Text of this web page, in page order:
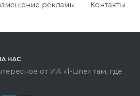
рекламы Контакты
НАС
от ИА «1-Line» там, где